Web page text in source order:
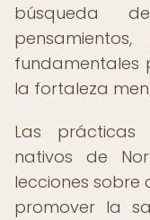
búsqueda
fundamentales
la fortaleza
Las prácticas
nativos de
lecciones
promover la